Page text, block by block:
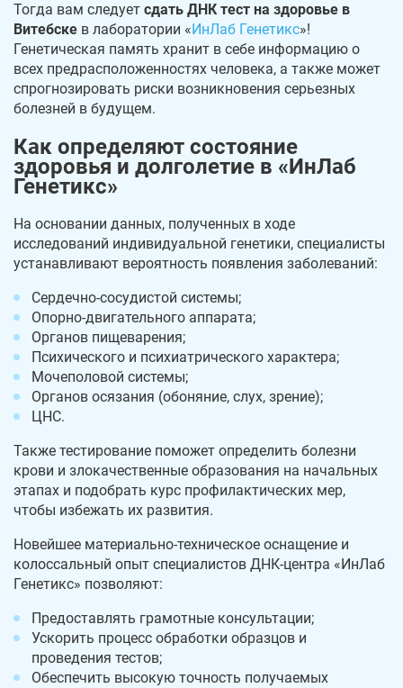
Тогда вам следует сдать ДНК тест на здоровье в
Витебске в лаборатории « ИнЛаб Генетикс»!
Генетическая память хранит в себе информацию о
всех предрасположенностях человека, а также может
спрогнозировать риски возникновения серьезных
болезней в будущем.
Как определяют состояние
здоровья и долголетие в «ИнЛаб
Генетикс»
На основании данных, полученных в ходе
исследований индивидуальной генетики, специалисты
устанавливают вероятность появления заболеваний:
Сердечно-сосудистой системы;
Опорно-двигательного аппарата;
Органов пищеварения;
Психического и психиатрического характера;
Мочеполовой системы;
Органов осязания (обоняние, слух, зрение);
ЦНС.
Также тестирование поможет определить болезни
крови и злокачественные образования на начальных
этапах и подобрать курс профилактических мер,
чтобы избежать их развития.
Новейшее материально-техническое оснащение и
колоссальный опыт специалистов ДНК-центра «ИнЛаб
Генетикс» позволяют:
Предоставлять грамотные консультации;
Ускорить процесс обработки образцов и
проведения тестов;
Обеспечить высокую точность получаемых